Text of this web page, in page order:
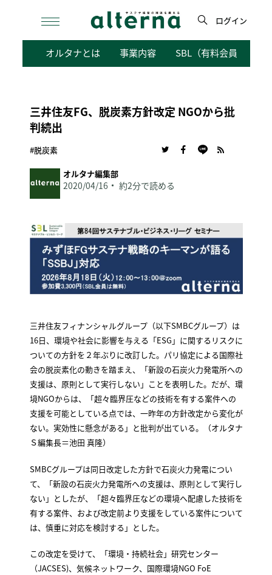
検
ログイン
オルタナとは 事業内容 SBL（有料会員向けサ
三井住友FG、脱炭素方針改定 NGOから批
判続出
#脱炭素
オルタナ編集部
2020/04/16 約2分で読める
三井住友フィナンシャルグループ（以下SMBCグループ）は
16日、環境や社会に影響を与える「ESG」に関するリスクに
ついての方針を２年ぶりに改訂した。パリ協定による国際社
会の脱炭素化の動きを踏まえ、「新設の石炭火力発電所への
支援は、原則として実行しない」ことを表明した。だが、環
境NGOからは、「超々臨界圧などの技術を有する案件への
支援を可能としている点では、一昨年の方針改定から変化が
ない。実効性に懸念がある」と批判が出ている。（オルタナ
Ｓ編集長＝池田 真隆）
SMBCグループは同日改定した方針で石炭火力発電につい
て、「新設の石炭火力発電所への支援は、原則として実行し
ない」としたが、「超々臨界圧などの環境へ配慮した技術を
有する案件、および改定前より支援をしている案件について
は、慎重に対応を検討する」とした。
この改定を受けて、「環境・持続社会」研究センター
（JACSES)、気候ネットワーク、国際環境NGO FoE